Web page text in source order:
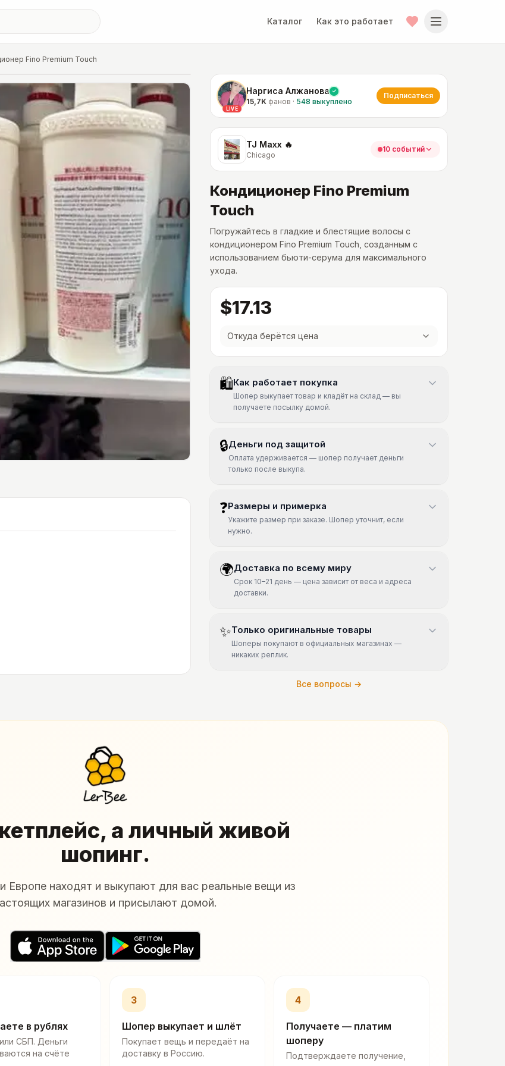
Каталог Как это работает
Fino Premium Touch
LIVE
Наргиса Алжанова
15,7K фанов · 548 выкуплено
Подписаться
TJ Maxx 🔥
Chicago
10 событий
Кондиционер Fino Premium
Touch
Погружайтесь в гладкие и блестящие волосы с
кондиционером Fino Premium Touch, созданным с
использованием бьюти-серума для максимального
ухода.
$17.13
Откуда берётся цена
🛍Как работает покупка
Шопер выкупает товар и кладёт на склад — вы
получаете посылку домой.
🔒Деньги под защитой
Оплата удерживается — шопер получает деньги
только после выкупа.
❓Размеры и примерка
Укажите размер при заказе. Шопер уточнит, если
нужно.
🌍Доставка по всему миру
Срок 10–21 день — цена зависит от веса и адреса
доставки.
✨Только оригинальные товары
Шоперы покупают в официальных магазинах —
никаких реплик.
Все вопросы →
а личный живой
шопинг.
находят и выкупают для вас реальные вещи из
магазинов и присылают домой.
в рублях
СБП. Деньги
на счёте
3
Шопер выкупает и шлёт
Покупает вещь и передаёт на
доставку в Россию.
4
Получаете — платим
шоперу
Подтверждаете получение,